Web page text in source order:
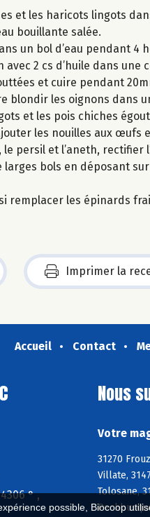
possible, Biocoop
et les haricots lingots
bouillante salée.
un bol d’eau pendant 4
avec 2 cs d’huile dans
et cuire pendant
blondir les oignons dans
et les pois chiches
les nouilles aux œufs
persil et l’aneth, rectifier
bols en déposant
remplacer les épinards
Imprimer la
Accueil Contact
° ,
Nous
Votre
31270
Villate,
Tolosane,